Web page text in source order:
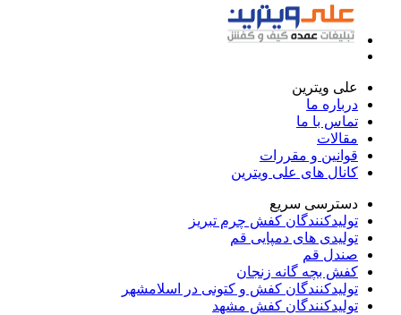
علی ویترین
درباره ما
تماس با ما
مقالات
قوانین و مقررات
کانال های علی ویترین
دسترسی سریع
تولیدکنندگان کفش چرم تبریز
تولیدی های دمپایی قم
صندل قم
کفش بچه گانه زنجان
تولیدکنندگان کفش و کتونی در اسلامشهر
تولیدکنندگان کفش مشهد